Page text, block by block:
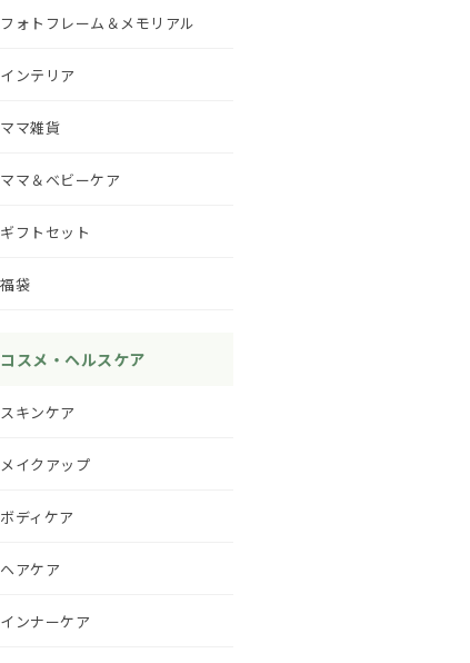
フォトフレーム＆メモリアル
インテリア
ママ雑貨
ママ＆ベビーケア
ギフトセット
福袋
コスメ・ヘルスケア
スキンケア
メイクアップ
ボディケア
ヘアケア
インナーケア